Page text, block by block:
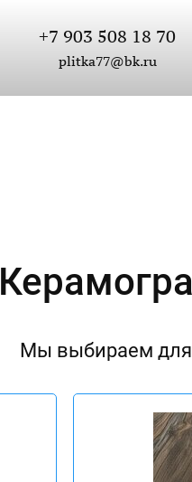
+7 903 508 18 70
plitka77@bk.ru
Мы выбираем